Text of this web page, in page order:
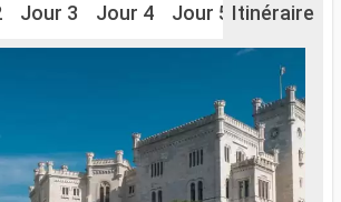
Jour 3 Jour 4 Jour 5 Jour 6
Itinéraire